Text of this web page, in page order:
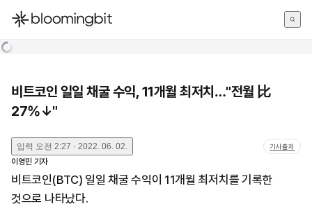
한국어
비트코인 일일 채굴 수익, 11개월 최저치…"전월 比
27%↓"
입력 오전 2:27 · 2022. 06. 02. 기사출처
이영민 기자
비트코인(BTC) 일일 채굴 수익이 11개월 최저치를 기록한
것으로 나타났다.